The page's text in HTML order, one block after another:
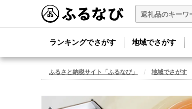
ランキングでさがす 地域でさがす
ふるさと納税サイト「ふるなび」 地域でさがす